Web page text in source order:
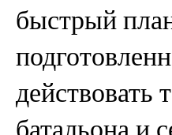
быстрый